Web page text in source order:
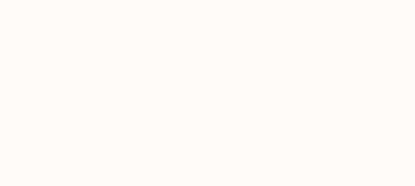
inredningen finns möjlighet att välja andra material och färger.